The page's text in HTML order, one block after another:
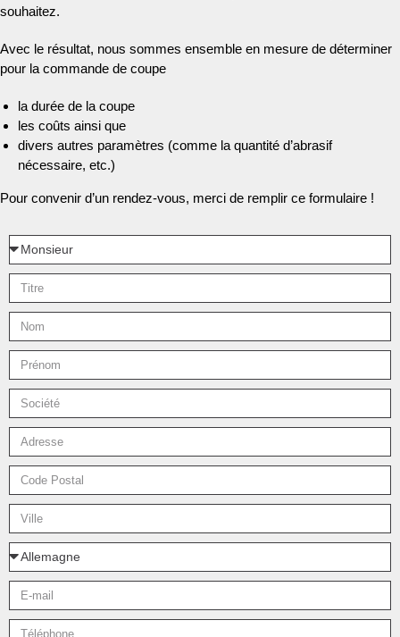
souhaitez.
Avec le résultat, nous sommes ensemble en mesure de déterminer
pour la commande de coupe
la durée de la coupe
les coûts ainsi que
divers autres paramètres (comme la quantité d’abrasif
nécessaire, etc.)
Pour convenir d’un rendez-vous, merci de remplir ce formulaire !